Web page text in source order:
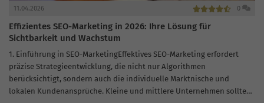
11.04.2026 0
Effizientes SEO-Marketing in 2026: Ihre Lösung für
Sichtbarkeit und Wachstum
1. Einführung in SEO-MarketingEffektives SEO-Marketing erfordert
präzise Strategieentwicklung, die nicht nur Algorithmen
berücksichtigt, sondern auch die individuelle Marktnische und
lokalen Kundenansprüche. Kleine und mittlere Unternehmen sollten